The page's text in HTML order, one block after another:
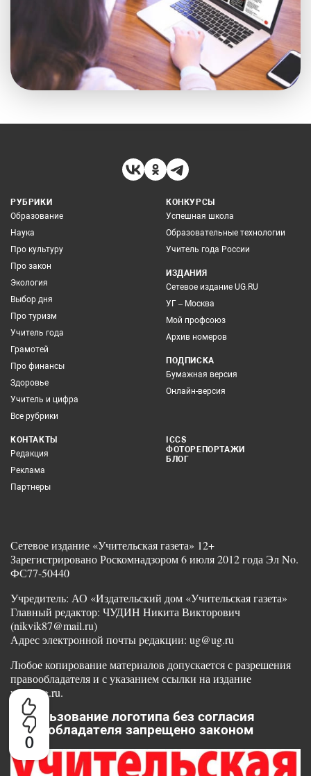
0
РУБРИКИ
Образование
Наука
Про культуру
Про закон
Экология
Выбор дня
Про туризм
Учитель года
Грамотей
Про финансы
Здоровье
Учитель и цифра
Все рубрики
КОНКУРСЫ
Успешная школа
Образовательные технологии
Учитель года России
ИЗДАНИЯ
Сетевое издание UG.RU
УГ – Москва
Мой профсоюз
Архив номеров
ПОДПИСКА
Бумажная версия
Онлайн-версия
КОНТАКТЫ
Редакция
Реклама
Партнеры
ICCS
ФОТОРЕПОРТАЖИ
БЛОГ
Сетевое издание «Учительская газета» 12+
Зарегистрировано Роскомнадзором 6 июля 2012 года Эл No.
ФС77-50440
Учредитель: АО «Издательский дом «Учительская газета»
Главный редактор: ЧУДИН Никита Викторович
(nikvik87@mail.ru)
Адрес электронной почты редакции: ug@ug.ru
Любое копирование материалов допускается с разрешения
правообладателя и с указанием ссылки на издание
www.ug.ru.
Использование логотипа без согласия
правообладателя запрещено законом